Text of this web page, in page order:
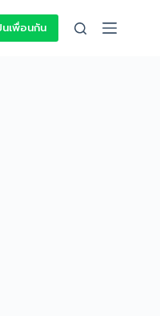
นเพื่อนกัน